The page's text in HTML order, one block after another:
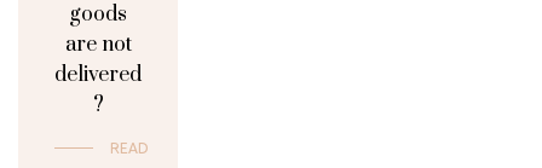
goods
are not
delivered
?
READ